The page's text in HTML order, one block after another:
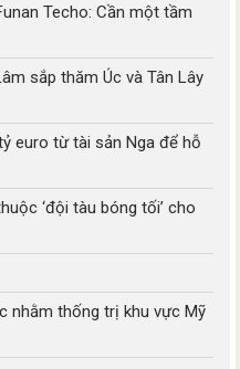
Techo: Cần một tầm
sắp thăm Úc và Tân Lây
euro từ tài sản Nga để hỗ
‘đội tàu bóng tối’ cho
nhằm thống trị khu vực Mỹ